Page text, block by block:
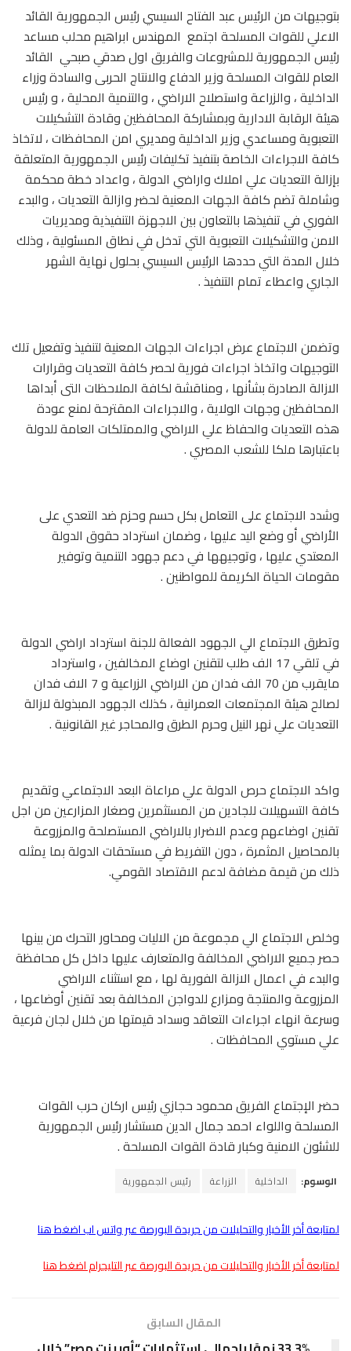
بتوجيهات من الرئيس عبد الفتاح السيسي رئيس الجمهورية القائد
الاعلي للقوات المسلحة اجتمع المهندس ابراهيم محلب مساعد
رئيس الجمهورية للمشروعات والفريق اول صدقي صبحي القائد
العام للقوات المسلحة وزير الدفاع والانتاج الحربى والسادة وزراء
الداخلية ، والزراعة واستصلاح الاراضي ، والتنمية المحلية ، و رئيس
هيئة الرقابة الادارية وبمشاركة المحافظين وقادة التشكيلات
التعبوية ومساعدي وزير الداخلية ومديري امن المحافظات ، لاتخاذ
كافة الاجراءات الخاصة بتنفيذ تكليفات رئيس الجمهورية المتعلقة
بإزالة التعديات علي املاك واراضي الدولة ، واعداد خطة محكمة
وشاملة تضم كافة الجهات المعنية لحضر وازالة التعديات ، والبدء
الفوري في تنفيذها بالتعاون بين الاجهزة التنفيذية ومديريات
الامن والتشكيلات التعبوية التي تدخل في نطاق المسئولية ، وذلك
خلال المدة التي حددها الرئيس السيسي بحلول نهاية الشهر
الجاري واعطاء تمام التنفيذ .
وتضمن الاجتماع عرض اجراءات الجهات المعنية لتنفيذ وتفعيل تلك
التوجيهات واتخاذ اجراءات فورية لحصر كافة التعديات وقرارات
الازالة الصادرة بشأنها ، ومناقشة لكافة الملاحظات التى أبداها
المحافظين وجهات الولاية ، والاجراءات المقترحة لمنع عودة
هذه التعديات والحفاظ علي الاراضي والممتلكات العامة للدولة
باعتبارها ملكا للشعب المصري .
وشدد الاجتماع على التعامل بكل حسم وحزم ضد التعدي على
الأراضي أو وضع اليد عليها ، وضمان استرداد حقوق الدولة
المعتدي عليها ، وتوجيهها في دعم جهود التنمية وتوفير
مقومات الحياة الكريمة للمواطنين .
وتطرق الاجتماع الي الجهود الفعالة للجنة استرداد اراضي الدولة
في تلقي 17 الف طلب لتقنين اوضاع المخالفين ، واسترداد
مايقرب من 70 الف فدان من الاراضي الزراعية و 7 الاف فدان
لصالح هيئة المجتمعات العمرانية ، كذلك الجهود المبذولة لازالة
التعديات علي نهر النيل وحرم الطرق والمحاجر غير القانونية .
واكد الاجتماع حرص الدولة علي مراعاة البعد الاجتماعي وتقديم
كافة التسهيلات للجادين من المستثمرين وصغار المزارعين من اجل
تقنين اوضاعهم وعدم الاضرار بالاراضي المستصلحة والمزروعة
بالمحاصيل المثمرة ، دون التفريط في مستحقات الدولة بما يمثله
ذلك من قيمة مضافة لدعم الاقتصاد القومي.
وخلص الاجتماع الي مجموعة من الاليات ومحاور التحرك من بينها
حصر جميع الاراضي المخالفة والمتعارف عليها داخل كل محافظة
والبدء في اعمال الازالة الفورية لها ، مع استثناء الاراضي
المزروعة والمنتجة ومزارع للدواجن المخالفة بعد تقنين أوضاعها ،
وسرعة انهاء اجراءات التعاقد وسداد قيمتها من خلال لجان فرعية
علي مستوي المحافظات .
حضر الإجتماع الفريق محمود حجازي رئيس اركان حرب القوات
المسلحة واللواء احمد جمال الدين مستشار رئيس الجمهورية
للشئون الامنية وكبار قادة القوات المسلحة .
الوسوم: الداخلية الزراعة رئيس الجمهورية
لمتابعة أخر الأخبار والتحليلات من جريدة البورصة عبر واتس اب اضغط هنا
لمتابعة أخر الأخبار والتحليلات من جريدة البورصة عبر التليجرام اضغط هنا
المقال السابق